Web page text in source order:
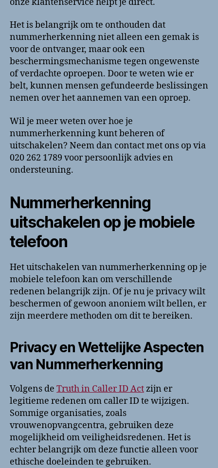
Het is belangrijk om te onthouden dat
nummerherkenning niet alleen een gemak is
voor de ontvanger, maar ook een
beschermingsmechanisme tegen ongewenste
of verdachte oproepen. Door te weten wie er
belt, kunnen mensen gefundeerde beslissingen
nemen over het aannemen van een oproep.
Wil je meer weten over hoe je
nummerherkenning kunt beheren of
uitschakelen? Neem dan contact met ons op via
020 262 1789 voor persoonlijk advies en
ondersteuning.
Nummerherkenning
uitschakelen op je mobiele
telefoon
Het uitschakelen van nummerherkenning op je
mobiele telefoon kan om verschillende
redenen belangrijk zijn. Of je nu je privacy wilt
beschermen of gewoon anoniem wilt bellen, er
zijn meerdere methoden om dit te bereiken.
Privacy en Wettelijke Aspecten
van Nummerherkenning
Volgens de Truth in Caller ID Actzijn er
legitieme redenen om caller ID te wijzigen.
Sommige organisaties, zoals
vrouwenopvangcentra, gebruiken deze
mogelijkheid om veiligheidsredenen. Het is
echter belangrijk om deze functie alleen voor
ethische doeleinden te gebruiken.